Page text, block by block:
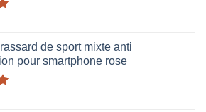
de sport mixte anti
pour smartphone rose